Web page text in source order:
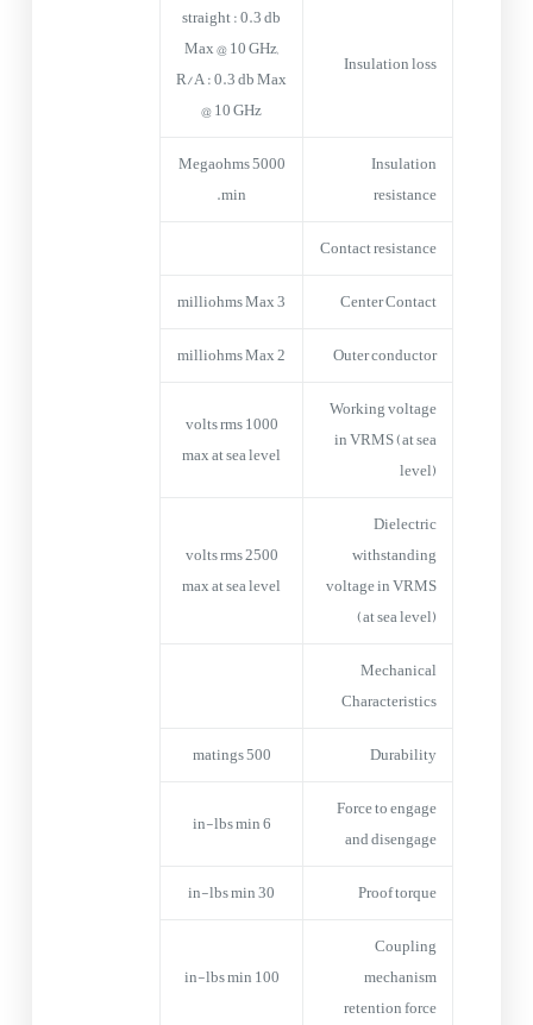
Insulation loss
straight : 0.3 db
Max @ 10 GHz,
R/A : 0.3 db Max
@ 10 GHz
Insulation
resistance
5000 Megaohms
min.
Contact resistance
Center Contact
3 milliohms Max
Outer conductor
2 milliohms Max
Working voltage
in VRMS (at sea
level)
1000 volts rms
max at sea level
Dielectric
withstanding
voltage in VRMS
(at sea level)
2500 volts rms
max at sea level
Mechanical
Characteristics
Durability
500 matings
Force to engage
and disengage
6 in-lbs min
Proof torque
30 in-lbs min
Coupling
mechanism
retention force
100 in-lbs min